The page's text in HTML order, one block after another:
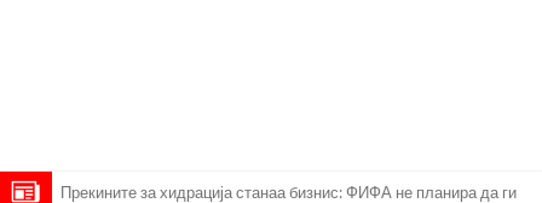
Прекините за хидрација станаа бизнис: ФИФА не планира да ги